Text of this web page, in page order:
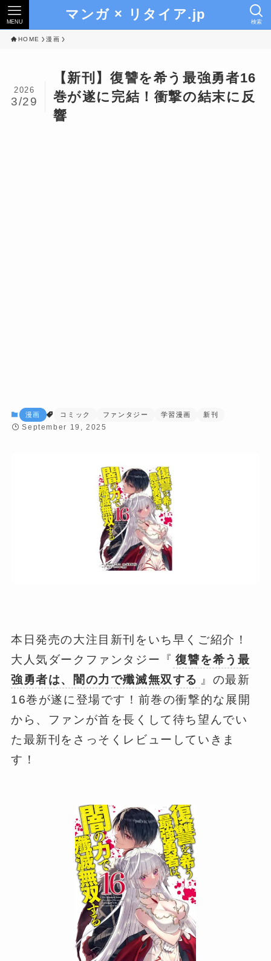
マンガ × リタイア.jp 検索
MENU
HOME 漫画
【新刊】復讐を希う最強勇者16
巻が遂に完結！衝撃の結末に反
響
2026
3/29
漫画 コミック ファンタジー 学習漫画 新刊
September 19, 2025
本日発売の大注目新刊をいち早くご紹介！
大人気ダークファンタジー『 復讐を希う最
強勇者は、闇の力で殲滅無双する 』の最新
16巻が遂に登場です！前巻の衝撃的な展開
から、ファンが首を長くして待ち望んでい
た最新刊をさっそくレビューしていきま
す！